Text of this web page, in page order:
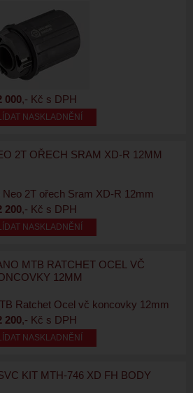
000,- Kč s DPH
NASKLADNĚNÍ
2T OŘECH SRAM XD-R 12MM
200,- Kč s DPH
NASKLADNĚNÍ
MTB RATCHET OCEL VČ
12MM
200,- Kč s DPH
NASKLADNĚNÍ
KIT MTH-746 XD FH BODY